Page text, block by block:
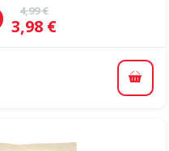
Oriģinālā cena
4,99 €
Cena
3,98 €